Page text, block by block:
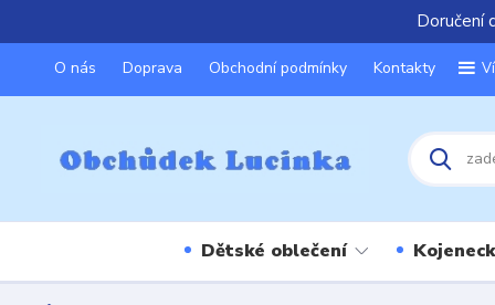
Doručení
O nás Doprava Obchodní podmínky Kontakty
Dětské oblečení